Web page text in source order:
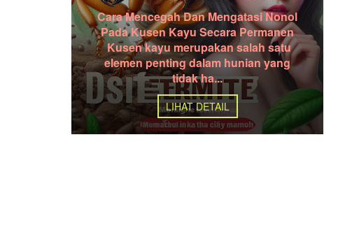
Cara Mencegah Dan Mengatasi Nonol
Pada Kusen Kayu Secara Permanen
Kusen kayu merupakan salah satu
elemen penting dalam hunian yang
tidak ha...
LIHAT DETAIL